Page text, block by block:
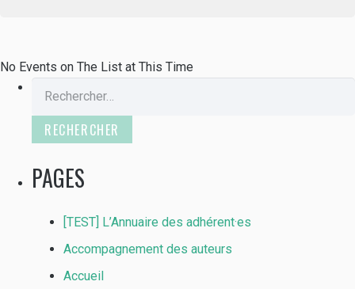
No Events on The List at This Time
PAGES
[TEST] L’Annuaire des adhérent·es
Accompagnement des auteurs
Accueil